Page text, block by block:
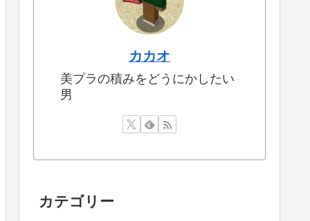
カカオ
美プラの積みをどうにかしたい
男
カテゴリー